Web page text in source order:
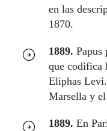
en las
1870.
1889. Papus
que codifica
Eliphas
Marsella y
1889. En